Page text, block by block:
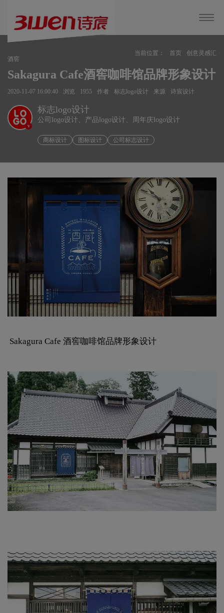
当前位置： 首页
创意灵感汇
酒窖
Sakagura Cafe酒窖咖啡馆品牌形象设计
2020-11-07 16:00:40 浏览 1955 作者 标志logo设计 来源 诗宸设计
v
标志logo设计
公司logo设计、产品logo设计、周年庆logo设计
商标设计 图标设计 公司标志设计
Sakagura Cafe 酒窖咖啡馆品牌形象设计